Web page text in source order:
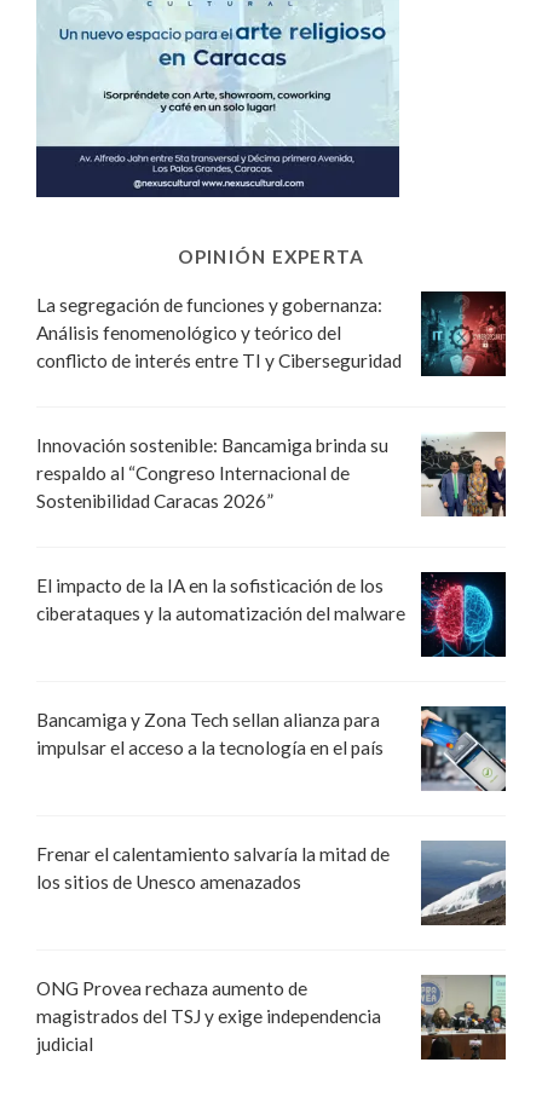
OPINIÓN EXPERTA
La segregación de funciones y gobernanza:
Análisis fenomenológico y teórico del
conflicto de interés entre TI y Ciberseguridad
Innovación sostenible: Bancamiga brinda su
respaldo al “Congreso Internacional de
Sostenibilidad Caracas 2026”
El impacto de la IA en la sofisticación de los
ciberataques y la automatización del malware
Bancamiga y Zona Tech sellan alianza para
impulsar el acceso a la tecnología en el país
Frenar el calentamiento salvaría la mitad de
los sitios de Unesco amenazados
ONG Provea rechaza aumento de
magistrados del TSJ y exige independencia
judicial